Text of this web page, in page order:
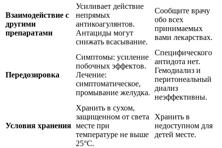
Взаимодействие с
другими
препаратами
Усиливает действие
непрямых
антикоагулянтов.
Антациды могут
снижать всасывание.
Сообщите врачу
обо всех
принимаемых
вами лекарствах.
Передозировка
Симптомы: усиление
побочных эффектов.
Лечение:
симптоматическое,
промывание желудка.
Специфического
антидота нет.
Гемодиализ и
перитонеальный
диализ
неэффективны.
Условия хранения
Хранить в сухом,
защищенном от света
месте при
температуре не выше
25°C.
Хранить в
недоступном для
детей месте.